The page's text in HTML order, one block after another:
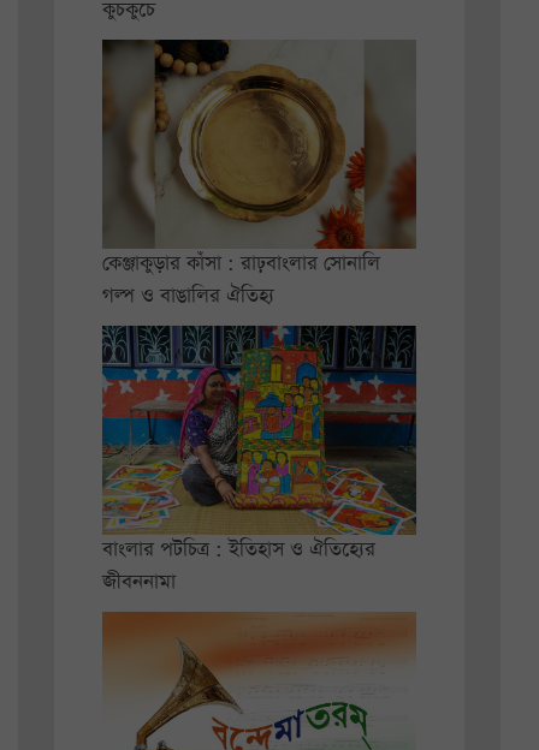
কুচকুচে
কেঞ্জাকুড়ার কাঁসা : রাঢ়বাংলার সোনালি
গল্প ও বাঙালির ঐতিহ্য
বাংলার পটচিত্র : ইতিহাস ও ঐতিহ্যের
জীবননামা